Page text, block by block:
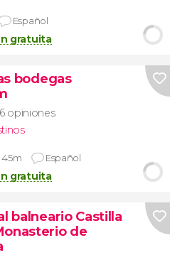
Español
gratuita
bodegas
opiniones
45m Español
gratuita
balneario Castilla
de